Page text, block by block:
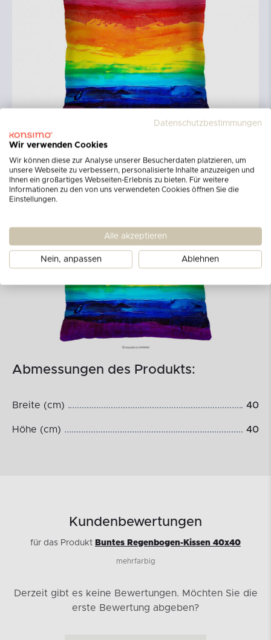
Abmessungen des Produkts:
Breite (cm) 40
Höhe (cm) 40
Kundenbewertungen
für das Produkt Buntes Regenbogen-Kissen 40x40
mehrfarbig
Derzeit gibt es keine Bewertungen. Möchten Sie die
erste Bewertung abgeben?
Datenschutzbestimmungen
Wir verwenden Cookies
Wir können diese zur Analyse unserer Besucherdaten platzieren, um
unsere Webseite zu verbessern, personalisierte Inhalte anzuzeigen und
Ihnen ein großartiges Webseiten-Erlebnis zu bieten. Für weitere
Informationen zu den von uns verwendeten Cookies öffnen Sie die
Einstellungen.
Alle akzeptieren
Nein, anpassen Ablehnen